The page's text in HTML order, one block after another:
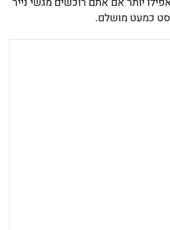
כמעט מושלם.